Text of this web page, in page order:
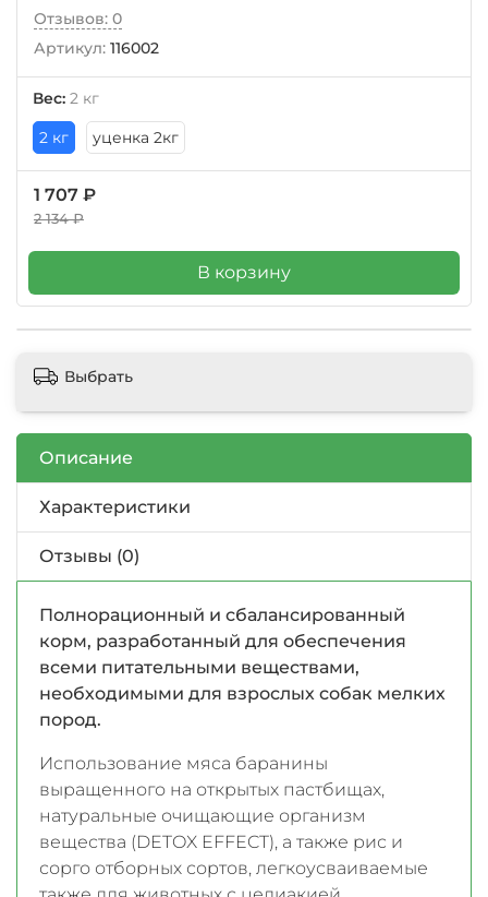
Отзывов: 0
Артикул: 116002
Вес: 2 кг
2 кг
уценка 2кг
1 707 ₽
2 134 ₽
В корзину
Выбрать
Описание
Характеристики
Отзывы (0)
Полнорационный и сбалансированный
корм, разработанный для обеспечения
всеми питательными веществами,
необходимыми для взрослых собак мелких
пород.
Использование мяса баранины
выращенного на открытых пастбищах,
натуральные очищающие организм
вещества (DETOX EFFECT), а также рис и
сорго отборных сортов, легкоусваиваемые